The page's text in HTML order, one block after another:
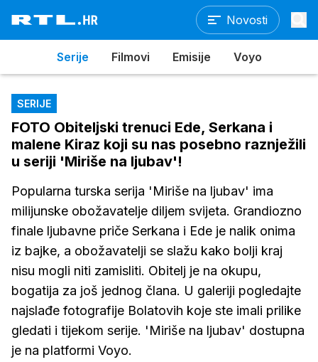
Novosti
Serije Filmovi Emisije Voyo
SERIJE
FOTO Obiteljski trenuci Ede, Serkana i
malene Kiraz koji su nas posebno raznježili
u seriji 'Miriše na ljubav'!
Popularna turska serija 'Miriše na ljubav' ima
milijunske obožavatelje diljem svijeta. Grandiozno
finale ljubavne priče Serkana i Ede je nalik onima
iz bajke, a obožavatelji se slažu kako bolji kraj
nisu mogli niti zamisliti. Obitelj je na okupu,
bogatija za još jednog člana. U galeriji pogledajte
najslađe fotografije Bolatovih koje ste imali prilike
gledati i tijekom serije. 'Miriše na ljubav' dostupna
je na platformi Voyo.